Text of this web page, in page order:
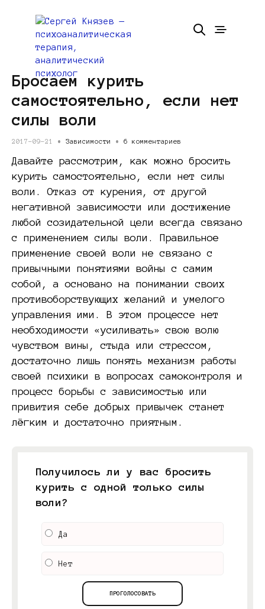
Бросаем курить
самостоятельно, если нет
силы воли
2017-09-21 • Зависимости • 6 комментариев
Давайте рассмотрим, как можно бросить
курить самостоятельно, если нет силы
воли. Отказ от курения, от другой
негативной зависимости или достижение
любой созидательной цели всегда связано
с применением силы воли. Правильное
применение своей воли не связано с
привычными понятиями войны с самим
собой, а основано на понимании своих
противоборствующих желаний и умелого
управления ими. В этом процессе нет
необходимости «усиливать» свою волю
чувством вины, стыда или стрессом,
достаточно лишь понять механизм работы
своей психики в вопросах самоконтроля и
процесс борьбы с зависимостью или
привития себе добрых привычек станет
лёгким и достаточно приятным.
Получилось ли у вас бросить
курить с одной только силы
воли?
Да
Нет